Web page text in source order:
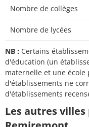
Nombre de collèges
Nombre de lycées
NB : Certains
d'éducation (un
maternelle et une école
d'établissements ne
d'établissements
Les autres